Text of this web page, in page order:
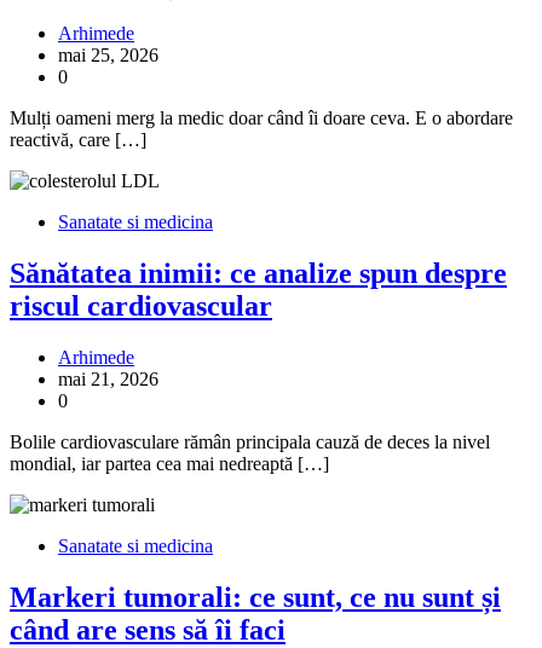
Arhimede
mai 25, 2026
0
Mulți oameni merg la medic doar când îi doare ceva. E o abordare
reactivă, care […]
Sanatate si medicina
Sănătatea inimii: ce analize spun despre
riscul cardiovascular
Arhimede
mai 21, 2026
0
Bolile cardiovasculare rămân principala cauză de deces la nivel
mondial, iar partea cea mai nedreaptă […]
Sanatate si medicina
Markeri tumorali: ce sunt, ce nu sunt și
când are sens să îi faci